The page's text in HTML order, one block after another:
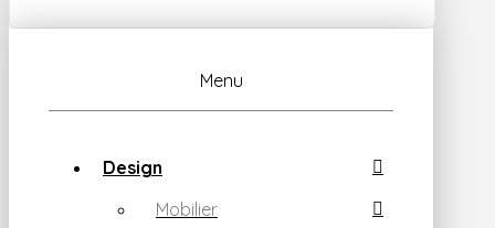
Menu
Design
Mobilier